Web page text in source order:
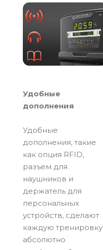
Удобные
дополнения
Удобные
дополнения, такие
как опция RFID,
разъем для
наушников и
держатель для
персональных
устройств, сделают
каждую тренировку
абсолютно